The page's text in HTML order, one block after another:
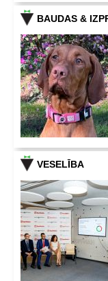
BAUDAS &
VESELĪBA